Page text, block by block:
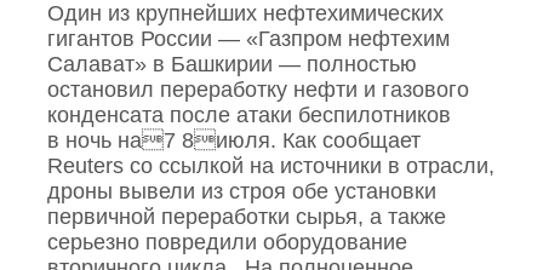
Один из крупнейших нефтехимических
гигантов России — «Газпром нефтехим
Салават» в Башкирии — полностью
остановил переработку нефти и газового
конденсата после атаки беспилотников
в ночь на7 8июля. Как сообщает
Reuters со ссылкой на источники в отрасли,
дроны вывели из строя обе установки
первичной переработки сырья, а также
серьезно повредили оборудование